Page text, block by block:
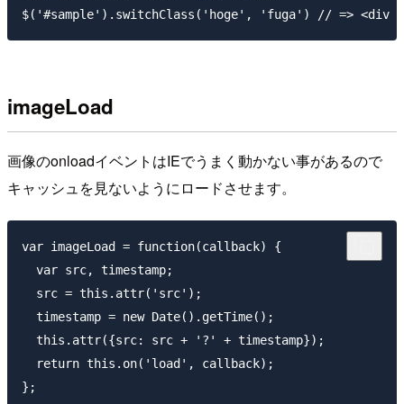
imageLoad
画像のonloadイベントはIEでうまく動かない事があるので
キャッシュを見ないようにロードさせます。
var imageLoad = function(callback) {
  var src, timestamp;
  src = this.attr('src');
  timestamp = new Date().getTime();
  this.attr({src: src + '?' + timestamp});
  return this.on('load', callback);
};